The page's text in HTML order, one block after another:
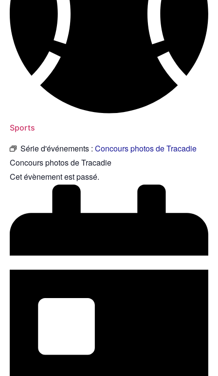
Sports
Série d'événements : Concours photos de Tracadie
Concours photos de Tracadie
Cet évènement est passé.